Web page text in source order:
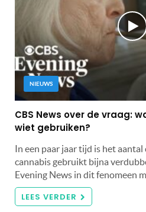
NIEUWS
CBS News over de vraag:
wiet gebruiken?
In een paar jaar tijd is het
cannabis gebruikt bijna
Evening News in dit fenomeen
LEES VERDER